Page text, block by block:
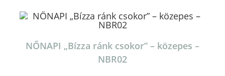
NŐNAPI „Bízza ránk csokor” – közepes –
NBR02